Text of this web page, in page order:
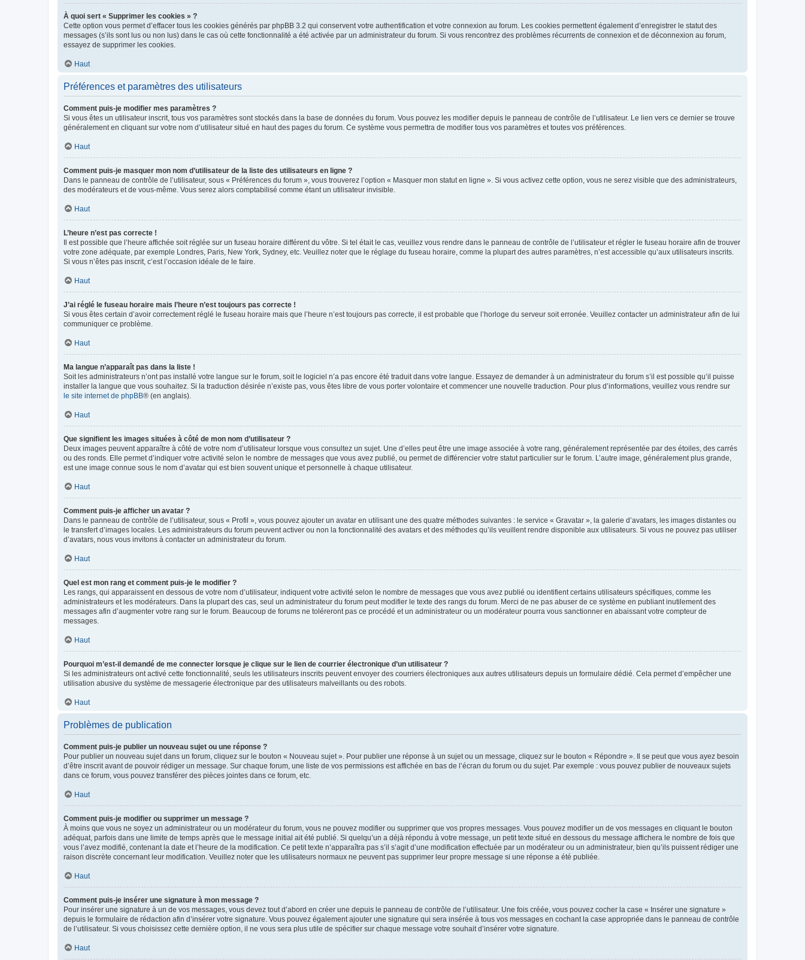
À quoi sert « Supprimer les cookies » ?
Cette option vous permet d’effacer tous les cookies générés par phpBB 3.2 qui conservent votre authentification et votre connexion au forum. Les cookies permettent également d’enregistrer le statut des
messages (s’ils sont lus ou non lus) dans le cas où cette fonctionnalité a été activée par un administrateur du forum. Si vous rencontrez des problèmes récurrents de connexion et de déconnexion au forum,
essayez de supprimer les cookies.
Haut
Préférences et paramètres des utilisateurs
Comment puis-je modifier mes paramètres ?
Si vous êtes un utilisateur inscrit, tous vos paramètres sont stockés dans la base de données du forum. Vous pouvez les modifier depuis le panneau de contrôle de l’utilisateur. Le lien vers ce dernier se trouve
généralement en cliquant sur votre nom d’utilisateur situé en haut des pages du forum. Ce système vous permettra de modifier tous vos paramètres et toutes vos préférences.
Haut
Comment puis-je masquer mon nom d’utilisateur de la liste des utilisateurs en ligne ?
Dans le panneau de contrôle de l’utilisateur, sous « Préférences du forum », vous trouverez l’option « Masquer mon statut en ligne ». Si vous activez cette option, vous ne serez visible que des administrateurs,
des modérateurs et de vous-même. Vous serez alors comptabilisé comme étant un utilisateur invisible.
Haut
L’heure n’est pas correcte !
Il est possible que l’heure affichée soit réglée sur un fuseau horaire différent du vôtre. Si tel était le cas, veuillez vous rendre dans le panneau de contrôle de l’utilisateur et régler le fuseau horaire afin de trouver
votre zone adéquate, par exemple Londres, Paris, New York, Sydney, etc. Veuillez noter que le réglage du fuseau horaire, comme la plupart des autres paramètres, n’est accessible qu’aux utilisateurs inscrits.
Si vous n’êtes pas inscrit, c’est l’occasion idéale de le faire.
Haut
J’ai réglé le fuseau horaire mais l’heure n’est toujours pas correcte !
Si vous êtes certain d’avoir correctement réglé le fuseau horaire mais que l’heure n’est toujours pas correcte, il est probable que l’horloge du serveur soit erronée. Veuillez contacter un administrateur afin de lui
communiquer ce problème.
Haut
Ma langue n’apparaît pas dans la liste !
Soit les administrateurs n’ont pas installé votre langue sur le forum, soit le logiciel n’a pas encore été traduit dans votre langue. Essayez de demander à un administrateur du forum s’il est possible qu’il puisse
installer la langue que vous souhaitez. Si la traduction désirée n’existe pas, vous êtes libre de vous porter volontaire et commencer une nouvelle traduction. Pour plus d’informations, veuillez vous rendre sur
le site internet de phpBB® (en anglais).
Haut
Que signifient les images situées à côté de mon nom d’utilisateur ?
Deux images peuvent apparaître à côté de votre nom d’utilisateur lorsque vous consultez un sujet. Une d’elles peut être une image associée à votre rang, généralement représentée par des étoiles, des carrés
ou des ronds. Elle permet d’indiquer votre activité selon le nombre de messages que vous avez publié, ou permet de différencier votre statut particulier sur le forum. L’autre image, généralement plus grande,
est une image connue sous le nom d’avatar qui est bien souvent unique et personnelle à chaque utilisateur.
Haut
Comment puis-je afficher un avatar ?
Dans le panneau de contrôle de l’utilisateur, sous « Profil », vous pouvez ajouter un avatar en utilisant une des quatre méthodes suivantes : le service « Gravatar », la galerie d’avatars, les images distantes ou
le transfert d’images locales. Les administrateurs du forum peuvent activer ou non la fonctionnalité des avatars et des méthodes qu’ils veuillent rendre disponible aux utilisateurs. Si vous ne pouvez pas utiliser
d’avatars, nous vous invitons à contacter un administrateur du forum.
Haut
Quel est mon rang et comment puis-je le modifier ?
Les rangs, qui apparaissent en dessous de votre nom d’utilisateur, indiquent votre activité selon le nombre de messages que vous avez publié ou identifient certains utilisateurs spécifiques, comme les
administrateurs et les modérateurs. Dans la plupart des cas, seul un administrateur du forum peut modifier le texte des rangs du forum. Merci de ne pas abuser de ce système en publiant inutilement des
messages afin d’augmenter votre rang sur le forum. Beaucoup de forums ne toléreront pas ce procédé et un administrateur ou un modérateur pourra vous sanctionner en abaissant votre compteur de
messages.
Haut
Pourquoi m’est-il demandé de me connecter lorsque je clique sur le lien de courrier électronique d’un utilisateur ?
Si les administrateurs ont activé cette fonctionnalité, seuls les utilisateurs inscrits peuvent envoyer des courriers électroniques aux autres utilisateurs depuis un formulaire dédié. Cela permet d’empêcher une
utilisation abusive du système de messagerie électronique par des utilisateurs malveillants ou des robots.
Haut
Problèmes de publication
Comment puis-je publier un nouveau sujet ou une réponse ?
Pour publier un nouveau sujet dans un forum, cliquez sur le bouton « Nouveau sujet ». Pour publier une réponse à un sujet ou un message, cliquez sur le bouton « Répondre ». Il se peut que vous ayez besoin
d’être inscrit avant de pouvoir rédiger un message. Sur chaque forum, une liste de vos permissions est affichée en bas de l’écran du forum ou du sujet. Par exemple : vous pouvez publier de nouveaux sujets
dans ce forum, vous pouvez transférer des pièces jointes dans ce forum, etc.
Haut
Comment puis-je modifier ou supprimer un message ?
À moins que vous ne soyez un administrateur ou un modérateur du forum, vous ne pouvez modifier ou supprimer que vos propres messages. Vous pouvez modifier un de vos messages en cliquant le bouton
adéquat, parfois dans une limite de temps après que le message initial ait été publié. Si quelqu’un a déjà répondu à votre message, un petit texte situé en dessous du message affichera le nombre de fois que
vous l’avez modifié, contenant la date et l’heure de la modification. Ce petit texte n’apparaîtra pas s’il s’agit d’une modification effectuée par un modérateur ou un administrateur, bien qu’ils puissent rédiger une
raison discrète concernant leur modification. Veuillez noter que les utilisateurs normaux ne peuvent pas supprimer leur propre message si une réponse a été publiée.
Haut
Comment puis-je insérer une signature à mon message ?
Pour insérer une signature à un de vos messages, vous devez tout d’abord en créer une depuis le panneau de contrôle de l’utilisateur. Une fois créée, vous pouvez cocher la case « Insérer une signature »
depuis le formulaire de rédaction afin d’insérer votre signature. Vous pouvez également ajouter une signature qui sera insérée à tous vos messages en cochant la case appropriée dans le panneau de contrôle
de l’utilisateur. Si vous choisissez cette dernière option, il ne vous sera plus utile de spécifier sur chaque message votre souhait d’insérer votre signature.
Haut